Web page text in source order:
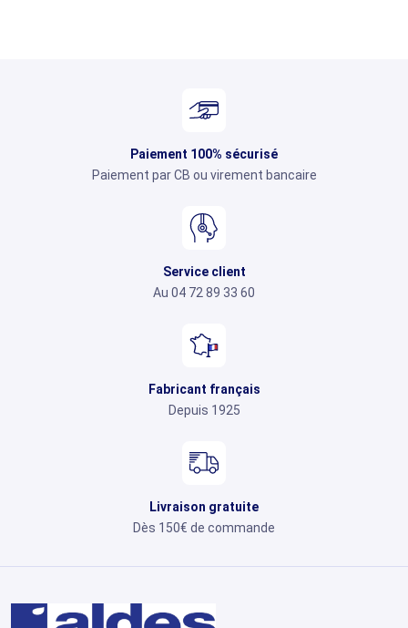
Paiement 100% sécurisé
Paiement par CB ou virement bancaire
Service client
Au 04 72 89 33 60
Fabricant français
Depuis 1925
Livraison gratuite
Dès 150€ de commande